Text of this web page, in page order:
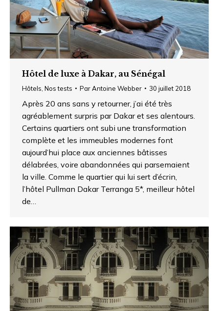
Hôtel de luxe à Dakar, au Sénégal
Hôtels Nos tests ParAntoine Webber 30 juillet 2018
Après 20 ans sans y retourner, j’ai été très
agréablement surpris par Dakar et ses alentours.
Certains quartiers ont subi une transformation
complète et les immeubles modernes font
aujourd’hui place aux anciennes bâtisses
délabrées, voire abandonnées qui parsemaient
la ville. Comme le quartier qui lui sert d’écrin,
l’hôtel Pullman Dakar Terranga 5*, meilleur hôtel
de…